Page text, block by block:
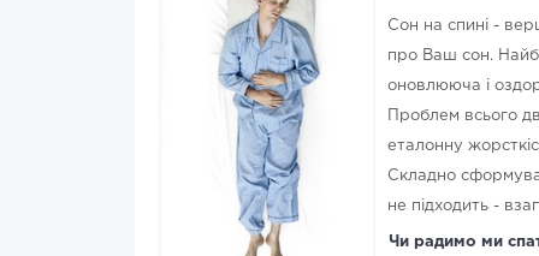
Сон на спині -
про Ваш сон.
оновлююча і
Проблем всього
еталонну
Складно
не підходить -
Чи радимо ми